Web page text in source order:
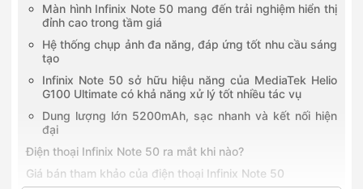
Màn hình Infinix Note 50 mang đến trải nghiệm hiển thị
đỉnh cao trong tầm giá
Hệ thống chụp ảnh đa năng, đáp ứng tốt nhu cầu sáng
tạo
Infinix Note 50 sở hữu hiệu năng của MediaTek Helio
G100 Ultimate có khả năng xử lý tốt nhiều tác vụ
Dung lượng lớn 5200mAh, sạc nhanh và kết nối hiện
đại
Điện thoại Infinix Note 50 ra mắt khi nào?
Giá bán tham khảo của điện thoại Infinix Note 50